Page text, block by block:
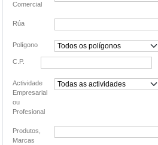
Comercial
Rúa
Polígono
C.P.
Actividade
Empresarial
ou
Profesional
Produtos,
Marcas